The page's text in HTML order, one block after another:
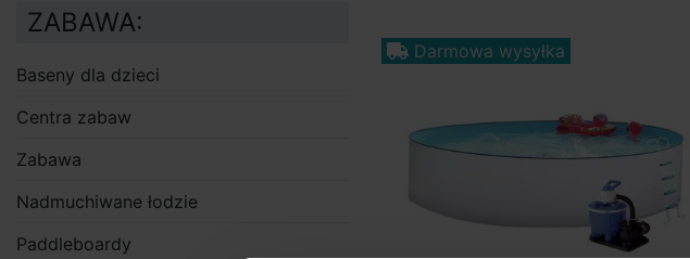
Darmowa wysyłka
ZABAWA:
Baseny dla dzieci
Centra zabaw
Zabawa
Nadmuchiwane łodzie
Paddleboardy